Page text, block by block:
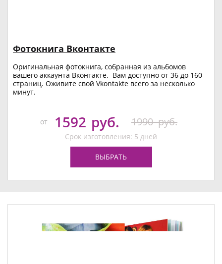
Фотокнига Вконтакте
Оригинальная фотокнига, собранная из альбомов
вашего аккаунта Вконтакте. Вам доступно от 36 до 160
страниц. Оживите свой Vkontakte всего за несколько
минут.
от 1592 руб. 1990 руб.
Срок изготовления: 5 дней
ВЫБРАТЬ